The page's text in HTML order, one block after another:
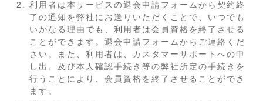
利用者は本サービスの退会申請フォームから契約終
了の通知を弊社にお送りいただくことで、いつでも
いかなる理由でも、利用者は会員資格を終了させる
ことができます。退会申請フォームからご連絡くだ
さい。また、利用者は、カスタマーサポートへの申
し出、及び本人確認手続き等の弊社所定の手続きを
行うことにより、会員資格を終了させることができ
ます。